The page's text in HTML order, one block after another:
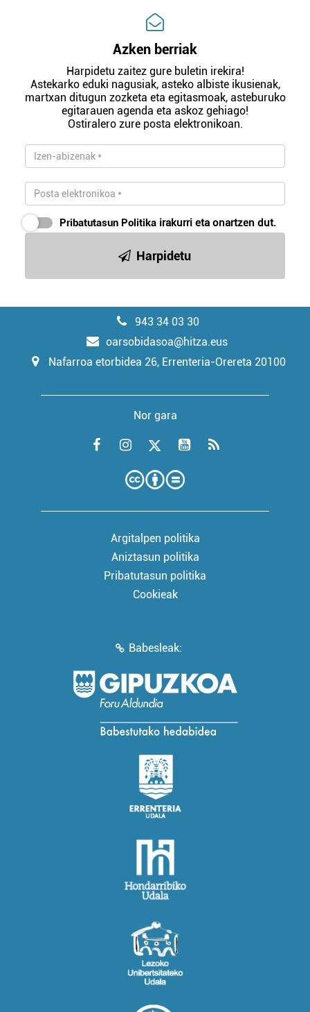
Azken berriak
Harpidetu zaitez gure buletin irekira!
Astekarko eduki nagusiak, asteko albiste ikusienak,
martxan ditugun zozketa eta egitasmoak, asteburuko
egitarauen agenda eta askoz gehiago!
Ostiralero zure posta elektronikoan.
Pribatutasun Politika irakurri eta onartzen dut.
Harpidetu
943 34 03 30
oarsobidasoa@hitza.eus
Nafarroa etorbidea 26, Errenteria-Orereta 20100
Nor gara
Argitalpen politika
Aniztasun politika
Pribatutasun politika
Cookieak
Babesleak: